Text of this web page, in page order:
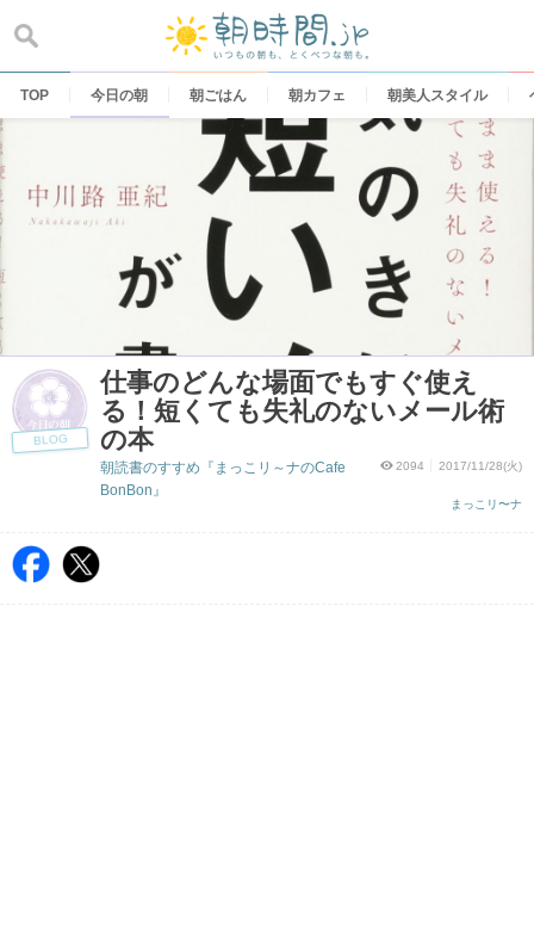
content
TOP 今日の朝 朝ごはん 朝カフェ 朝美人スタイル
BLOG
仕事のどんな場面でもすぐ使え
る！短くても失礼のないメール術
の本
2094 2017/11/28(火)
まっこリ〜ナ
朝読書のすすめ『まっこリ～ナのCafe
BonBon』